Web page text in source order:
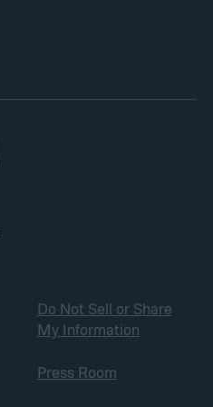
Do Not Sell or Share
My Information
Press Room